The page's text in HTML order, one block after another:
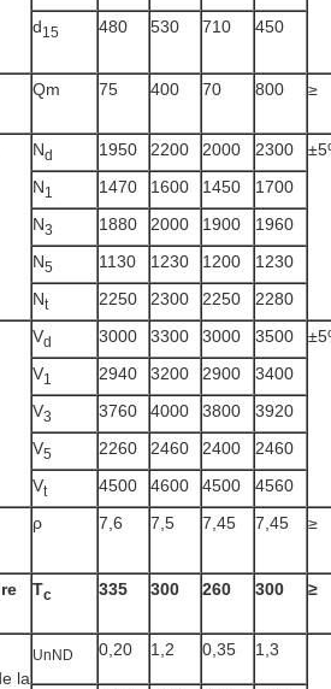
d15 480 530 710 450
Qm 75 400 70 800 ≥
Nd 1950 2200 2000 2300
N1 1470 1600 1450
1700
N3 1880 2000 1900
1960
N5 1130 1230 1200
1230
Nt 2250 2300 2250
2280
Vd 3000 3300 3000 3500
V1 2940 3200 2900
3400
V3 3760 4000 3800
3920
V5 2260 2460 2400
2460
Vt 4500 4600 4500
4560
ρ 7,6 7,5 7,45 7,45 ≥
Tc 335 300 260 300 ≥
la
UnND 0,20 1,2 0,35 1,3